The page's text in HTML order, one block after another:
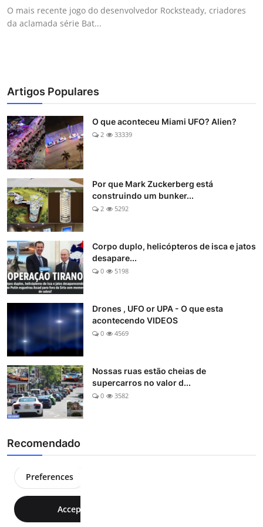
O mais recente jogo do desenvolvedor Rocksteady, criadores
da aclamada série Bat...
Artigos Populares
O que aconteceu Miami UFO? Alien?
2 33339
Por que Mark Zuckerberg está
construindo um bunker...
2 5292
Corpo duplo, helicópteros de isca e jatos
desapare...
0 5198
Drones , UFO or UPA - O que esta
acontecendo VIDEOS
0 4569
Nossas ruas estão cheias de
supercarros no valor d...
0 3582
Recomendado